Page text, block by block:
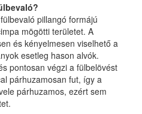
pillangó formájú
mögötti területet. A
és kényelmesen viselhető a
esetleg hason alvók.
pontosan végzi a fülbelövést
párhuzamosan fut, így a
párhuzamos, ezért sem